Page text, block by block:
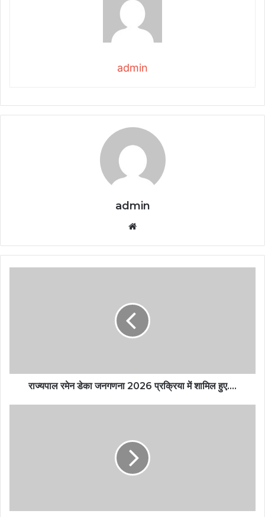
admin
admin
राज्यपाल रमेन डेका जनगणना 2026 प्रक्रिया में शामिल हुए….